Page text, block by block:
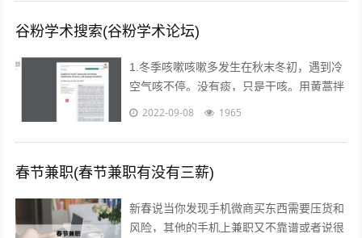
谷粉学术搜索(谷粉学术论坛)
1.冬季咳嗽咳嗽多发生在秋末冬初，遇到冷
空气咳不停。没有痰，只是干咳。用黄蒿拌
上鸡蛋，搅匀。用香油来煎鸡蛋。然后趁热
2022-09-08 1965
春节兼职(春节兼职有没有三薪)
新春说当你发现手机微商买东西需要压货和
风险，其他的手机上兼职又不靠谱或者说很